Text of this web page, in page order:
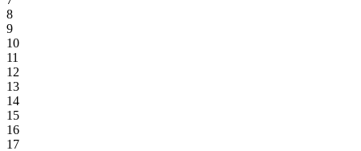
8
9
10
11
12
13
14
15
16
17